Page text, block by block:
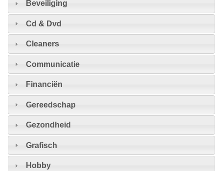
Beveiliging
Cd & Dvd
Cleaners
Communicatie
Financiën
Gereedschap
Gezondheid
Grafisch
Hobby